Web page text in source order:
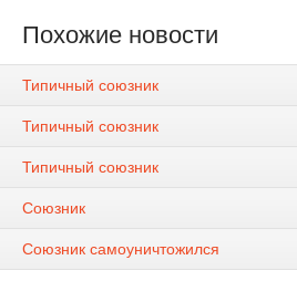
Похожие новости
Типичный союзник
Типичный союзник
Типичный союзник
Союзник
Союзник самоуничтожился